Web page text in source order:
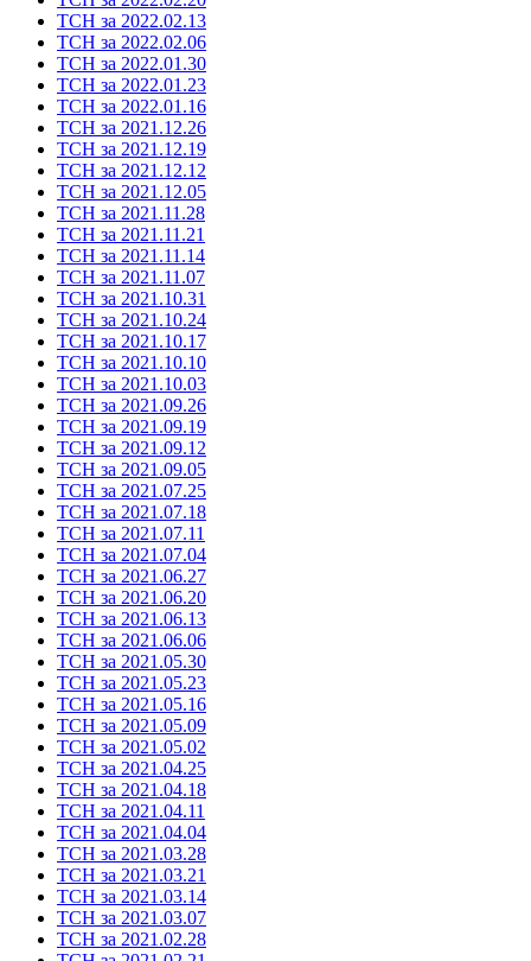
ТСН за 2022.02.13
ТСН за 2022.02.06
ТСН за 2022.01.30
ТСН за 2022.01.23
ТСН за 2022.01.16
ТСН за 2021.12.26
ТСН за 2021.12.19
ТСН за 2021.12.12
ТСН за 2021.12.05
ТСН за 2021.11.28
ТСН за 2021.11.21
ТСН за 2021.11.14
ТСН за 2021.11.07
ТСН за 2021.10.31
ТСН за 2021.10.24
ТСН за 2021.10.17
ТСН за 2021.10.10
ТСН за 2021.10.03
ТСН за 2021.09.26
ТСН за 2021.09.19
ТСН за 2021.09.12
ТСН за 2021.09.05
ТСН за 2021.07.25
ТСН за 2021.07.18
ТСН за 2021.07.11
ТСН за 2021.07.04
ТСН за 2021.06.27
ТСН за 2021.06.20
ТСН за 2021.06.13
ТСН за 2021.06.06
ТСН за 2021.05.30
ТСН за 2021.05.23
ТСН за 2021.05.16
ТСН за 2021.05.09
ТСН за 2021.05.02
ТСН за 2021.04.25
ТСН за 2021.04.18
ТСН за 2021.04.11
ТСН за 2021.04.04
ТСН за 2021.03.28
ТСН за 2021.03.21
ТСН за 2021.03.14
ТСН за 2021.03.07
ТСН за 2021.02.28